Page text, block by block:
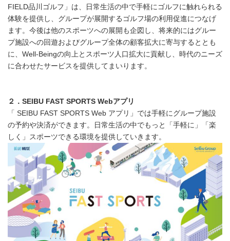
FIELD品川ゴルフ」は、日常生活の中で手軽にゴルフに触れられる
体験を提供し、グループが展開するゴルフ場の利用促進につなげ
ます。今後は他のスポーツへの展開も企図し、将来的にはグルー
プ施設への回遊およびグループ全体の顧客拡大に寄与するととも
に、Well-Beingの向上とスポーツ人口拡大に貢献し、時代のニーズ
に合わせたサービスを提供してまいります。
２． SEIBU FAST SPORTS Webアプリ
「 SEIBU FAST SPORTS Web アプリ」では手軽にグループ施設
の予約や決済ができます。日常生活の中でもっと「手軽に」「楽
しく」スポーツできる環境を提供していきます。